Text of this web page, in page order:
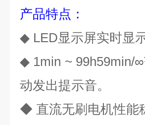
产品特点：
◆ LED显示屏实时显
◆ 1min ~ 99h59min/∞
动发出提示音。
◆ 直流无刷电机性能